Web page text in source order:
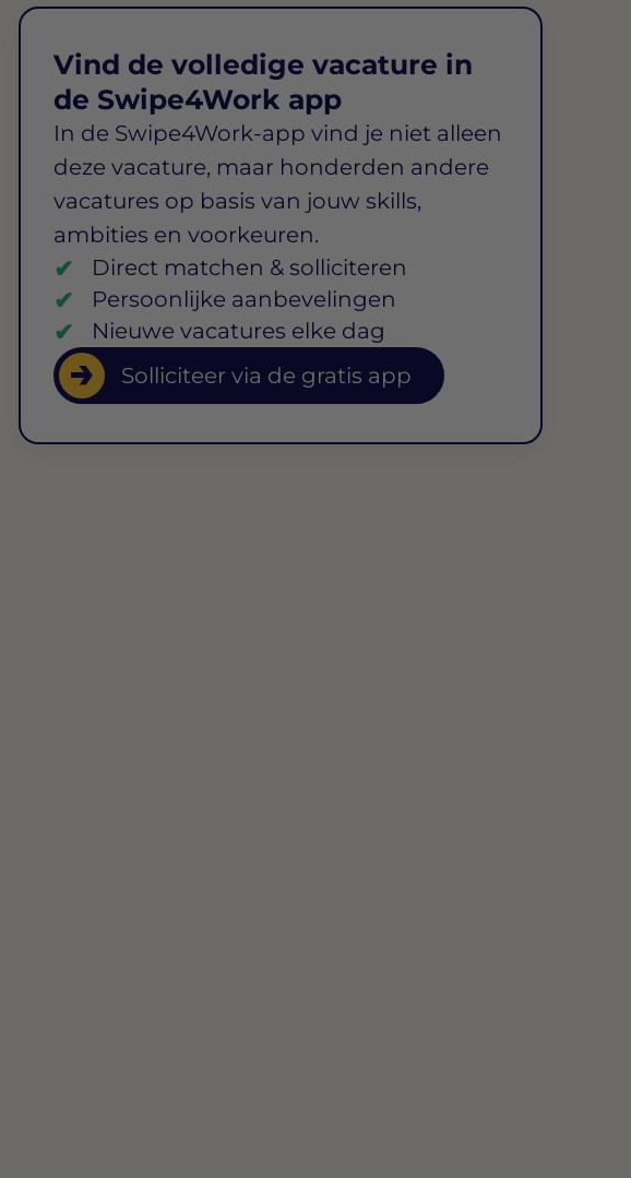
Vind de volledige vacature in
de Swipe4Work app
In de Swipe4Work-app vind je niet alleen
deze vacature, maar honderden andere
vacatures op basis van jouw skills,
ambities en voorkeuren.
Direct matchen & solliciteren
Persoonlijke aanbevelingen
Nieuwe vacatures elke dag
Solliciteer via de gratis app